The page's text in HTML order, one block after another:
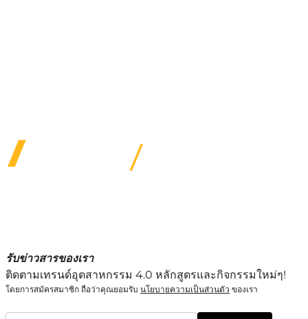
รับข่าวสารของเรา
ติดตามเทรนด์อุตสาหกรรม 4.0 หลักสูตรและกิจกรรมใหม่ๆ!
โดยการสมัครสมาชิก ถือว่าคุณยอมรับ นโยบายความเป็นส่วนตัว ของเรา